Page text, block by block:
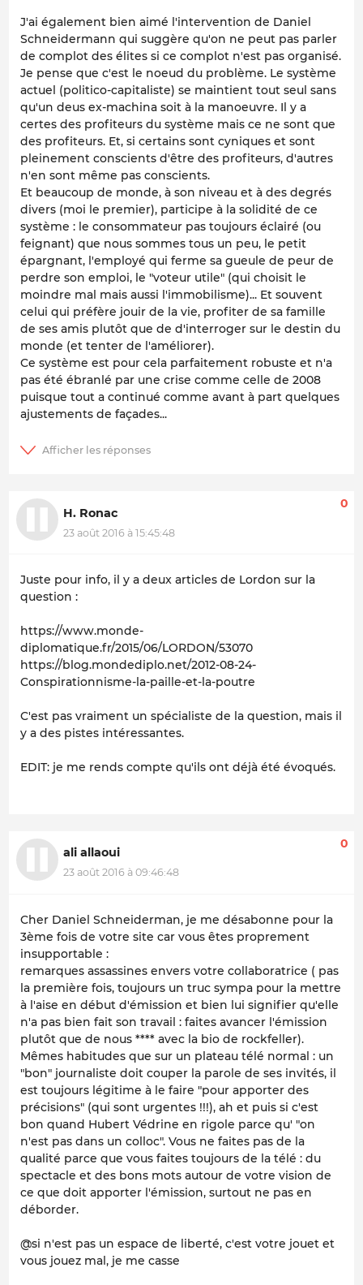
J'ai également bien aimé l'intervention de Daniel
Schneidermann qui suggère qu'on ne peut pas parler
de complot des élites si ce complot n'est pas organisé.
Je pense que c'est le noeud du problème. Le système
actuel (politico-capitaliste) se maintient tout seul sans
qu'un deus ex-machina soit à la manoeuvre. Il y a
certes des profiteurs du système mais ce ne sont que
des profiteurs. Et, si certains sont cyniques et sont
pleinement conscients d'être des profiteurs, d'autres
n'en sont même pas conscients.
Et beaucoup de monde, à son niveau et à des degrés
divers (moi le premier), participe à la solidité de ce
système : le consommateur pas toujours éclairé (ou
feignant) que nous sommes tous un peu, le petit
épargnant, l'employé qui ferme sa gueule de peur de
perdre son emploi, le "voteur utile" (qui choisit le
moindre mal mais aussi l'immobilisme)... Et souvent
celui qui préfère jouir de la vie, profiter de sa famille
de ses amis plutôt que de d'interroger sur le destin du
monde (et tenter de l'améliorer).
Ce système est pour cela parfaitement robuste et n'a
pas été ébranlé par une crise comme celle de 2008
puisque tout a continué comme avant à part quelques
ajustements de façades...
H. Ronac
23 août 2016 à 15:45:48
0
Juste pour info, il y a deux articles de Lordon sur la
question :
https://www.monde-
diplomatique.fr/2015/06/LORDON/53070
https://blog.mondediplo.net/2012-08-24-
Conspirationnisme-la-paille-et-la-poutre
C'est pas vraiment un spécialiste de la question, mais il
y a des pistes intéressantes.
EDIT: je me rends compte qu'ils ont déjà été évoqués.
ali allaoui
23 août 2016 à 09:46:48
0
Cher Daniel Schneiderman, je me désabonne pour la
3ème fois de votre site car vous êtes proprement
insupportable :
remarques assassines envers votre collaboratrice ( pas
la première fois, toujours un truc sympa pour la mettre
à l'aise en début d'émission et bien lui signifier qu'elle
n'a pas bien fait son travail : faites avancer l'émission
plutôt que de nous **** avec la bio de rockfeller).
Mêmes habitudes que sur un plateau télé normal : un
"bon" journaliste doit couper la parole de ses invités, il
est toujours légitime à le faire "pour apporter des
précisions" (qui sont urgentes !!!), ah et puis si c'est
bon quand Hubert Védrine en rigole parce qu' "on
n'est pas dans un colloc". Vous ne faites pas de la
qualité parce que vous faites toujours de la télé : du
spectacle et des bons mots autour de votre vision de
ce que doit apporter l'émission, surtout ne pas en
déborder.
@si n'est pas un espace de liberté, c'est votre jouet et
vous jouez mal, je me casse